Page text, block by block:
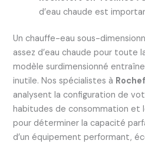
d’eau chaude est
Un chauffe-eau sous-
assez d’eau chaude pour toute
modèle surdimensionné entraîne
inutile. Nos spécialistes à
analysent la configuration de
habitudes de consommation et
pour déterminer la capacité
d’un équipement performant,